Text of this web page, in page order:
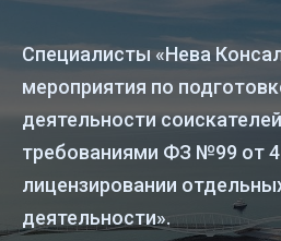
Специалисты «Нева
мероприятия по
деятельности
требованиями ФЗ №99 от 4
лицензировании
деятельности».